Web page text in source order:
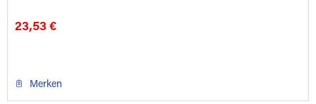
23,53 €
Merken